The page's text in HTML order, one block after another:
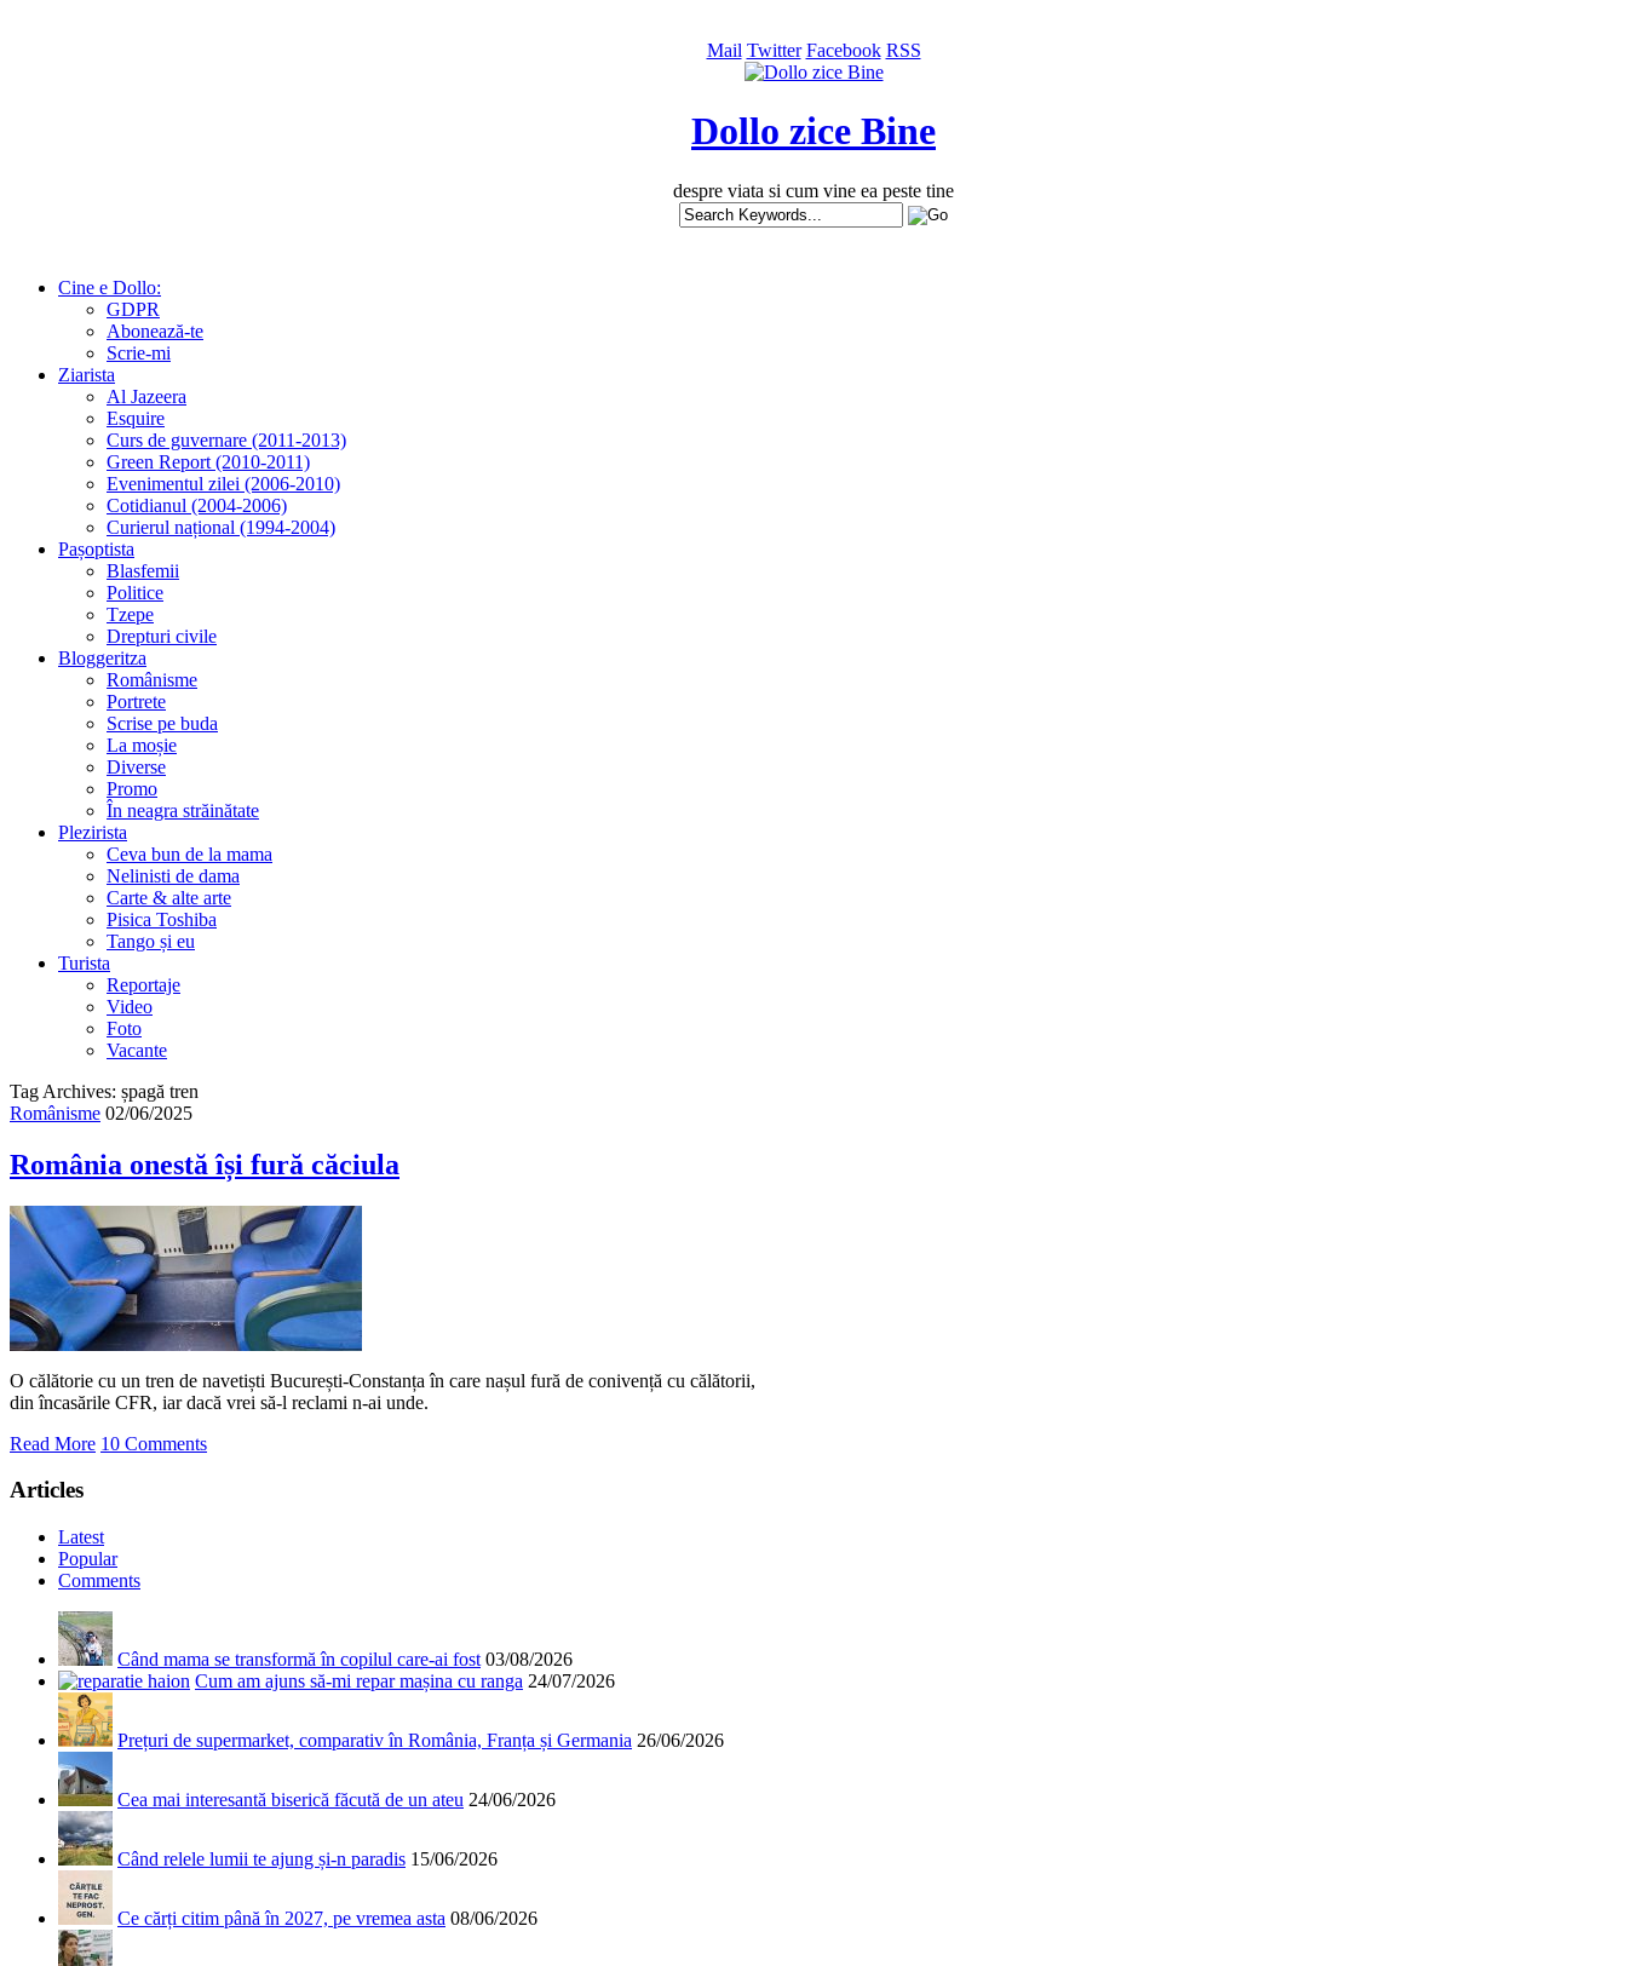
Mail Twitter Facebook RSS
Dollo zice Bine
despre viata si cum vine ea peste tine
Cine e Dollo:
GDPR
Abonează-te
Scrie-mi
Ziarista
Al Jazeera
Esquire
Curs de guvernare (2011-2013)
Green Report (2010-2011)
Evenimentul zilei (2006-2010)
Cotidianul (2004-2006)
Curierul național (1994-2004)
Pașoptista
Blasfemii
Politice
Tzepe
Drepturi civile
Bloggeritza
Românisme
Portrete
Scrise pe buda
La moșie
Diverse
Promo
În neagra străinătate
Plezirista
Ceva bun de la mama
Nelinisti de dama
Carte & alte arte
Pisica Toshiba
Tango și eu
Turista
Reportaje
Video
Foto
Vacante
Tag Archives: șpagă tren
Românisme 02/06/2025
România onestă își fură căciula
O călătorie cu un tren de navetiști București-Constanța în care nașul fură de conivență cu călătorii,
din încasările CFR, iar dacă vrei să-l reclami n-ai unde.
Read More 10 Comments
Articles
Latest
Popular
Comments
Când mama se transformă în copilul care-ai fost 03/08/2026
Cum am ajuns să-mi repar mașina cu ranga 24/07/2026
Prețuri de supermarket, comparativ în România, Franța și Germania 26/06/2026
Cea mai interesantă biserică făcută de un ateu 24/06/2026
Când relele lumii te ajung și-n paradis 15/06/2026
Ce cărți citim până în 2027, pe vremea asta 08/06/2026